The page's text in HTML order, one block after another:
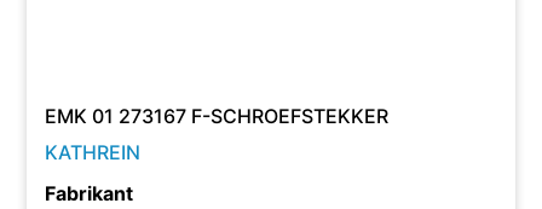
EMK 01 273167 F-SCHROEFSTEKKER
KATHREIN
Fabrikant